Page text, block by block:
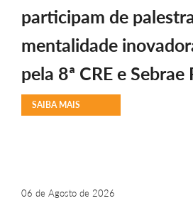
participam de
mentalidade
pela 8ª CRE e Sebrae
SAIBA MAIS
06 de Agosto de 2026